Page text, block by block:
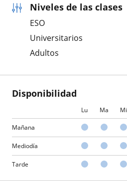
Niveles de las clases
ESO
Universitarios
Adultos
Disponibilidad
Lu Ma Mi
Mañana
Mediodía
Tarde